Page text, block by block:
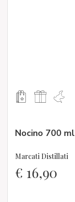
Nocino 700 ml
Marcati Distillati
€ 16,90